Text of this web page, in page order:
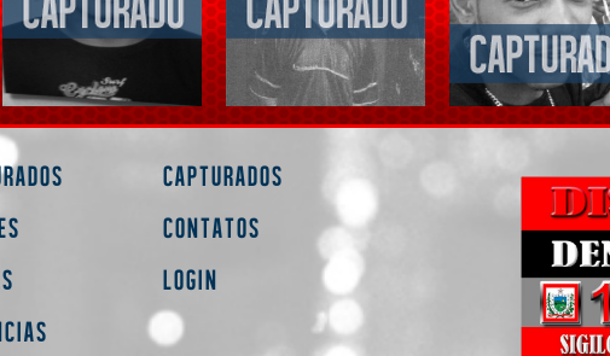
Capturados
Contatos
Login